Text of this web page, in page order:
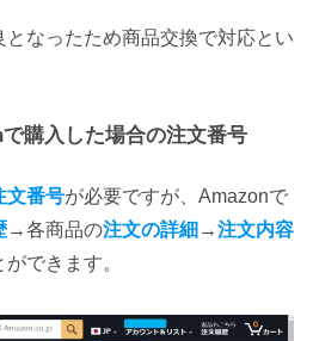
なったため商品交換で対応とい
で購入した場合の注文番号
文番号が必要ですが、Amazonで
→各商品の注文の詳細 →注文内容
できます。